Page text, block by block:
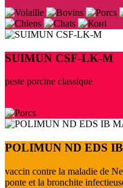
SUIMUN CSF-LK-M
peste porcine classique
POLIMUN ND EDS
vaccin contre la maladie de
ponte et la bronchite